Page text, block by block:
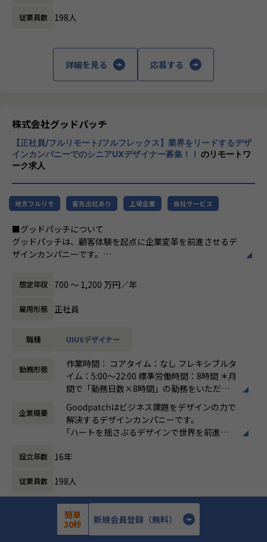
ジニアの重要性は今後高まるだろうと考えています。
動を生み出すプロダクトの開発事例を創出していきたいと考
リードエンジニアはクライアントワークを手掛けるDesign D
ivisionのエンジニアチームに所属します。Design Division
にはUIデザイナー、UXデザイナー、プロジェクトマネージャ
ーなどさまざまな職能のメンバーが所属しており、案件に応
や技術構成を検討し、戦略から実装部分まで意思決定者と議
また、実装フェーズ以前の、提供価値設計、UXリサーチ、UI
デザインといったデザインフェーズにおいてもデザイナーと
ビューに同席したり、UIデザインへのフィードバックを実施
したりといった関わり方もできます。 「チーム全員でデザイ
ンする」ことが共通認識としてあるため、ただ言われたもの
を作るだけでなく、デザイナーとフラットに議論しながら、
合える環境です。
【豊富なデザインのナレッジ】
グッドパッチのデザイナーやエンジニアは多様なバックグラ
ウンド・得意領域を持っており、経験年数や肩書きにとらわ
れず、互いに学び合う文化を作っています。個人・プロジェ
クトのノウハウやナレッジは社内ツールにて蓄積・展開され
ており、メンバーはいつでもアクセスできる環境がありま
れ、知見の異なるメンバー間での切磋琢磨や、新しいチャレ
グッドパッチは2020年に東証マザーズに上場し、新たなフェ
ーズに差し掛かっています。今後はさらなる発展に向けて、
デザインの力でクライアント企業の変革を支援するとともに
ができます。
きました。
の課題を解決し、新しい価値を創出するために、以下のよう
な活動を行っています。
るために、チームビルドする
③ユーザーやマーケットなどの多様な観点でリサーチを行
い、本質的なインサイトを発掘する
④クライアントとのアイディエーションを通して、革新的な
り返すことで確度を高める
プロダクトに落とし込む
特にGoodpatchでは、デジタル領域にとどまらないあらゆる
ライアント内のオペレーションやカルチャーの設計などにも
力を入れています。クライアントの事業成長にコミットし、
細部のあらゆる体験までを一貫してデザインしきることを目
指している点が特徴です。
このような活動の中で、GoodpatchのUXデザイナーならで
● 日本を代表する大企業やスタートアップの新規事業やフル
リニューアルを数多く手がける経験を積むことができる
● クライアントの経営メンバーや事業責任者の方々と対等に
協働するプレッシャーとスピード感の中で成長ができる
● 多様な業種・企業規模のクライアントのユーザー課題や組
織文化に触れる事で自身の知見を増やすことができる
くりやメンバー育成に携わることができる
もちろん入社後に安心して働いていただけるよう、様々なサ
UXデザイナーだけでなく他の職種のメンバーとのランチや1
on1を通して交流を広げていただいたり、UXデザインについ
ての研修や、様々なプロジェクトにおけるナレッジシェアを
立案、デザイン組織構築支援などを行い、 デ
ームGoodpatch Anywhereという拠点があり
ます。
スサイドとデザインをつなぎ、事業やプロダ
クト、組織づくりを戦略的に支援するほか、
事業会社として自社サービスやプロダクトの
開発、スタートアップへの投資など、多彩に
従業員数 198人
詳細を見る 応募する
株式会社グッドパッチ
【正社員/フルリモート/フルフレックス】業界をリードするデザ
インカンパニーでのシニアUXデザイナー募集！！ のリモートワ
ーク求人
地方フルリモ 客先出社あり 上場企業 自社サービス
■グッドパッチについて
グッドパッチは、顧客体験を起点に企業変革を前進させるデ
ザインカンパニーです。
モートデザイン組織「Goodpatch Anywhere」により、新規
事業の立ち上げ、既存事業のリニューアル、企業のデザイン
戦略立案、デザイン組織構築支援などを行い、大企業からス
タートアップまで企業が持つビジネス課題をデザインで解決
デザインプラットフォーム事業では、デザイン人材のキャリ
向け就活プラットフォーム「ReDesigner for Student」、オ
ンラインホワイトボード「Strap」を提供し、デザインによ
る価値創造に取り組んでいます。
■仕事についての詳細
て業界をリードし、日本を代表する大企業から、スタートア
トナーとして、多くの事業・サービスの体験をデザインして
その中でもUXデザイナーは、クライアントとのプロジェクト
における中心的な存在として、ユーザーや社会・マーケット
の課題を解決し、新しい価値を創出するために、以下のよう
想定年収 700 〜 1,200 万円／年
雇用形態 正社員
職種 UIUXデザイナー
勤務形態
作業時間： コアタイム：なし フレキシブルタ
イム：5:00～22:00 標準労働時間：8時間 ＊月
間で「勤務日数×8時間」の勤務をいただけ
れば、当日2時間、翌日10時間のような働き
方も可能です。 休憩60分
働き方： フルフレックス制
時間外労働の有無： 有（月平均25時間）
休憩時間： 60分
企業概要
Goodpatchはビジネス課題をデザインの力で
解決するデザインカンパニーです。
｢ハートを揺さぶるデザインで世界を前進さ
証明するためにUI/UXデザインを強みとした
立案、デザイン組織構築支援などを行い、 デ
ザインの価値向上を目指しています。
東京のほかにも、フルリモートのデザインチ
ームGoodpatch Anywhereという拠点があり
ます。
設立年数 16年
従業員数 198人
詳細を見る
簡単
30秒
新規会員登録（無料）